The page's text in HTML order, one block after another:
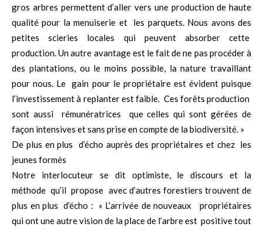
gros arbres permettent d’aller vers une production de haute
qualité pour la menuiserie et les parquets. Nous avons des
petites scieries locales qui peuvent absorber cette
production. Un autre avantage est le fait de ne pas procéder à
des plantations, ou le moins possible, la nature travaillant
pour nous. Le gain pour le propriétaire est évident puisque
l’investissement à replanter est faible. Ces forêts production
sont aussi rémunératrices que celles qui sont gérées de
façon intensives et sans prise en compte de la biodiversité. »
De plus en plus d’écho auprès des propriétaires et chez les
jeunes formés
Notre interlocuteur se dit optimiste, le discours et la
méthode qu’il propose avec d’autres forestiers trouvent de
plus en plus d’écho : « L’arrivée de nouveaux propriétaires
qui ont une autre vision de la place de l’arbre est positive tout